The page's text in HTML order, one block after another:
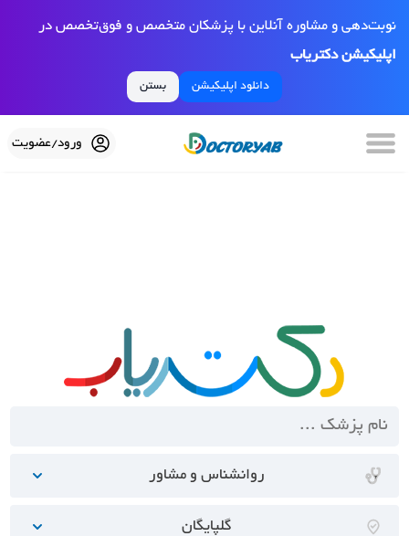
نوبت‌دهی و مشاوره آنلاین با پزشکان متخصص و فوق‌تخصص در
اپلیکیشن دکتریاب
دانلود اپلیکیشن بستن
ورود/عضویت
روانشناس و مشاور
گلپایگان